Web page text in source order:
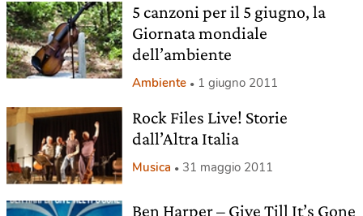
5 canzoni per il 5 giugno, la
Giornata mondiale
dell’ambiente
Ambiente 1 giugno 2011
Rock Files Live! Storie
dall’Altra Italia
Musica 31 maggio 2011
Ben Harper – Give Till It’s Gone